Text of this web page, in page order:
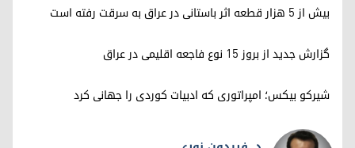
بیش از ۵ هزار قطعه اثر باستانی در عراق به سرقت رفته است
گزارش جدید از بروز ۱۵ نوع فاجعه اقلیمی در عراق
شیرکو بیکس؛ امپراتوری کە ادبیات کوردی را جهانی کرد